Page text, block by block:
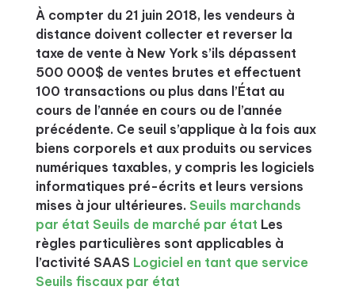
À compter du 21 juin 2018, les vendeurs à
distance doivent collecter et reverser la
taxe de vente à New York s’ils dépassent
500 000$ de ventes brutes et effectuent
100 transactions ou plus dans l’État au
cours de l’année en cours ou de l’année
précédente. Ce seuil s’applique à la fois aux
biens corporels et aux produits ou services
numériques taxables, y compris les logiciels
informatiques pré-écrits et leurs versions
mises à jour ultérieures. Seuils marchands
par état Seuils de marché par état Les
règles particulières sont applicables à
l’activité SAAS Logiciel en tant que service
Seuils fiscaux par état